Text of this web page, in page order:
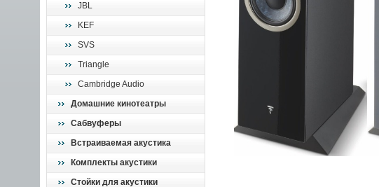
JBL
KEF
SVS
Triangle
Cambridge Audio
Домашние кинотеатры
Сабвуферы
Встраиваемая акустика
Комплекты акустики
Стойки для акустики